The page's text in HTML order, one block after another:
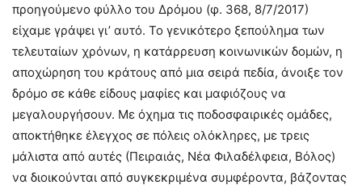
προηγούμενο φύλλο του Δρόμου (φ. 368, 8/7/2017)
είχαμε γράψει γι’ αυτό. Το γενικότερο ξεπούλημα των
τελευταίων χρόνων, η κατάρρευση κοινωνικών δομών, η
αποχώρηση του κράτους από μια σειρά πεδία, άνοιξε τον
δρόμο σε κάθε είδους μαφίες και μαφιόζους να
μεγαλουργήσουν. Με όχημα τις ποδοσφαιρικές ομάδες,
αποκτήθηκε έλεγχος σε πόλεις ολόκληρες, με τρεις
μάλιστα από αυτές (Πειραιάς, Νέα Φιλαδέλφεια, Βόλος)
να διοικούνται από συγκεκριμένα συμφέροντα, βάζοντας